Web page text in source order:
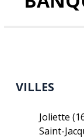
VILLES
Joliette
Saint-